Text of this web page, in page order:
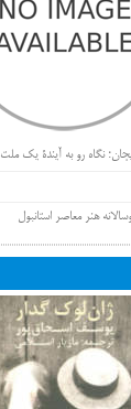
نگاه رو به آیندۀ یک ملت
هنر معاصر استانبول